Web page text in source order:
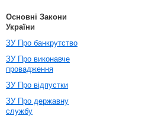
Основні Закони
України
ЗУ Про банкрутство
ЗУ Про виконавче
провадження
ЗУ Про відпустки
ЗУ Про державну
службу